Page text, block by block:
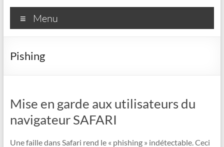
Menu
Pishing
Mise en garde aux utilisateurs du
navigateur SAFARI
Une faille dans Safari rend le « phishing » indétectable. Ceci